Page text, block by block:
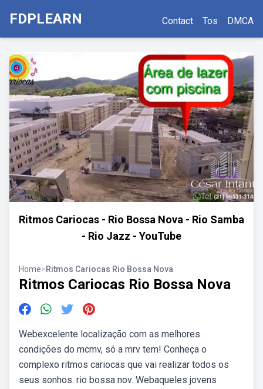
FDPLEARN Contact Tos DMCA
Ritmos Cariocas - Rio Bossa Nova - Rio Samba
- Rio Jazz - YouTube
Home>Ritmos Cariocas Rio Bossa Nova
Ritmos Cariocas Rio Bossa Nova
Webexcelente localização com as melhores
condições do mcmv, só a mrv tem! Conheça o
complexo ritmos cariocas que vai realizar todos os
seus sonhos. rio bossa nov. Webaqueles jovens